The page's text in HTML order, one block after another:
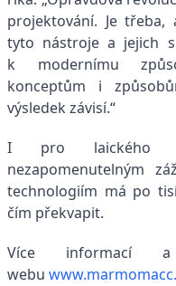
projektování. Je
tyto nástroje a jejich
k modernímu
konceptům i
výsledek závisí.“
I pro laického
nezapomenutelným
technologiím má po
čím překvapit.
Více informací
webu